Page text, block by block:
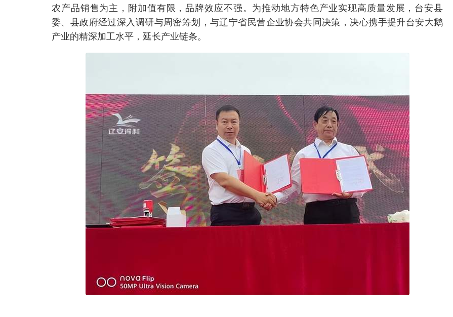
农产品销售为主，附加值有限，品牌效应不强。为推动地方特色产业实现高质量发展，台安县
委、县政府经过深入调研与周密筹划，与辽宁省民营企业协会共同决策，决心携手提升台安大鹅
产业的精深加工水平，延长产业链条。